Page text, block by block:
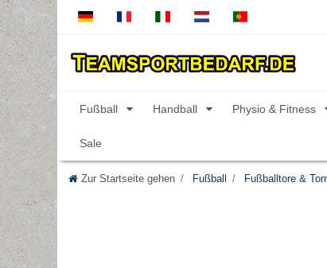
Fußball Handball Physio & Fitness
Sale
Zur Startseite gehen Fußball Fußballtore &